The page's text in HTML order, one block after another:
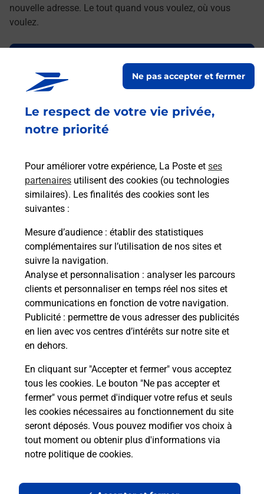
Le respect de votre vie privée,
notre priorité
Pour améliorer votre expérience, La Poste et ses
partenaires utilisent des cookies (ou technologies
similaires). Les finalités des cookies sont les
suivantes :
Mesure d’audience : établir des statistiques
complémentaires sur l’utilisation de nos sites et
suivre la navigation.
Analyse et personnalisation : analyser les parcours
clients et personnaliser en temps réel nos sites et
communications en fonction de votre navigation.
Publicité : permettre de vous adresser des publicités
en lien avec vos centres d’intérêts sur notre site et
en dehors.
En cliquant sur "Accepter et fermer" vous acceptez
tous les cookies. Le bouton "Ne pas accepter et
fermer" vous permet d'indiquer votre refus et seuls
les cookies nécessaires au fonctionnement du site
seront déposés. Vous pouvez modifier vos choix à
tout moment ou obtenir plus d'informations via
notre politique de cookies.
Ne pas accepter et fermer
nouvelle adresse. Le tout quand vous voulez, où vous
voulez.
La Poste
LE BIGNON
LE BIGNON MAIRIE